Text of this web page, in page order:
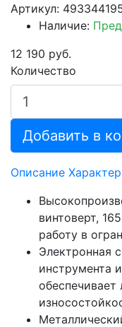
Артикул:
Наличие:
12 190 руб.
Количество
Добавить в
Описание
винтоверт,
работу в
Электронная
инструмента